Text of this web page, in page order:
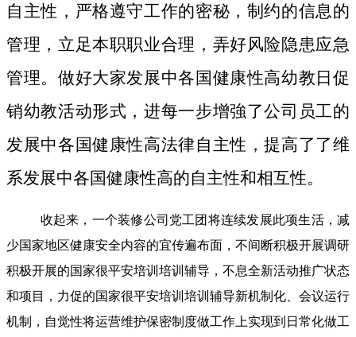
自主性，严格遵守工作的密秘，制约的信息的
管理，立足本职职业合理，弄好风险隐患应急
管理。做好大家发展中各国健康性高幼教日促
销幼教活动形式，进每一步增強了公司员工的
发展中各国健康性高法律自主性，提高了了维
系发展中各国健康性高的自主性和相互性。
收起来，一个装修公司党工团将连续发展此项生活，减
少国家地区健康安全内容的宜传遍布面，不间断积极开展调研
积极开展的国家很平安培训培训辅导，不息全新活动推广状态
和项目，力促的国家很平安培训培训辅导新机制化、会议运行
机制，自觉性将运营维护保密制度做工作上实现到日常化做工